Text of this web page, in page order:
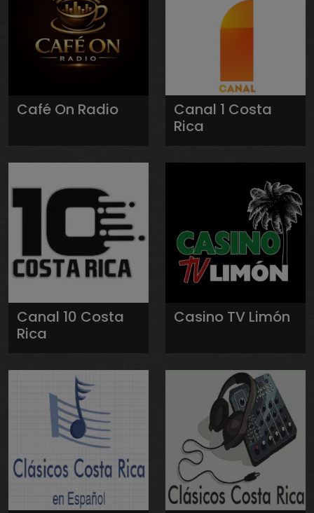
Café On Radio
Canal 1 Costa
Rica
Canal 10 Costa
Rica
Casino TV Limón